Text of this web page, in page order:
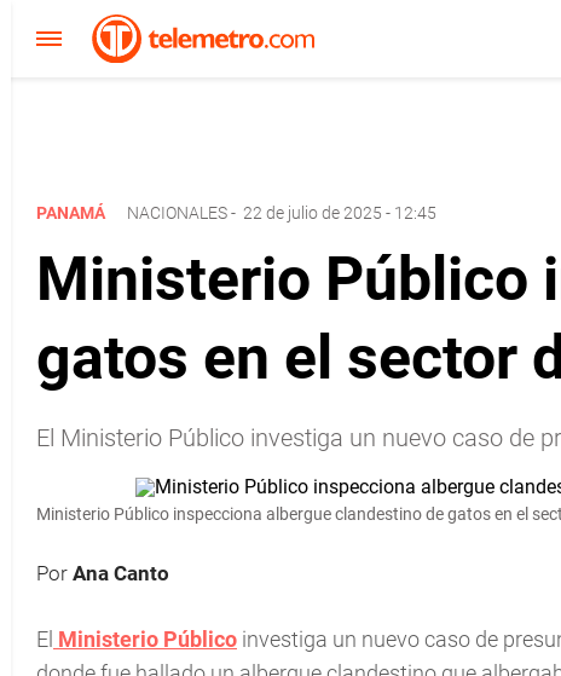
PANAMÁ NACIONALES- 22 de julio de 2025 - 12:45
Ministerio Público
gatos en el sector
El Ministerio Público investiga un nuevo caso de
Ministerio Público inspecciona albergue clandestino de gatos en el
Por Ana Canto
El Ministerio Público investiga un nuevo caso de